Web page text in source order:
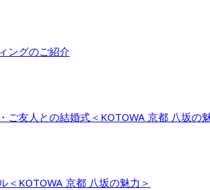
ングのご紹介
ご友人との結婚式＜KOTOWA 京都 八坂の
＜KOTOWA 京都 八坂の魅力＞